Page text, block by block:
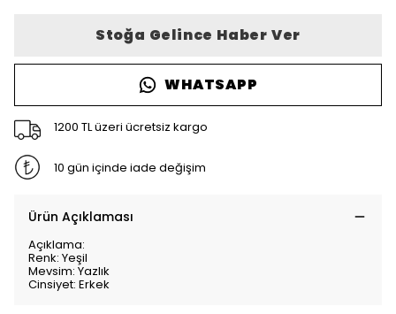
Stoğa Gelince Haber Ver
WHATSAPP
1200 TL üzeri ücretsiz kargo
10 gün içinde iade değişim
Ürün Açıklaması
Açıklama:
Renk: Yeşil
Mevsim: Yazlık
Cinsiyet: Erkek